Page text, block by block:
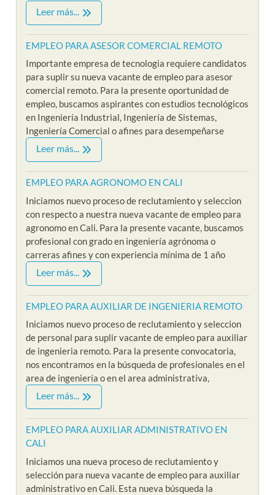
Leer más...
EMPLEO PARA ASESOR COMERCIAL REMOTO
Importante empresa de tecnologia requiere candidatos
para suplir su nueva vacante de empleo para asesor
comercial remoto. Para la presente oportunidad de
empleo, buscamos aspirantes con estudios tecnológicos
en Ingeniería Industrial, Ingeniería de Sistemas,
Ingeniería Comercial o afines para desempeñarse
Leer más...
EMPLEO PARA AGRONOMO EN CALI
Iniciamos nuevo proceso de reclutamiento y seleccion
con respecto a nuestra nueva vacante de empleo para
agronomo en Cali. Para la presente vacante, buscamos
profesional con grado en ingeniería agrónoma o
carreras afines y con experiencia mínima de 1 año
Leer más...
EMPLEO PARA AUXILIAR DE INGENIERIA REMOTO
Iniciamos nuevo proceso de reclutamiento y seleccion
de personal para suplir vacante de empleo para auxiliar
de ingenieria remoto. Para la presente convocatoria,
nos encontramos en la búsqueda de profesionales en el
area de ingeniería o en el area administrativa,
Leer más...
EMPLEO PARA AUXILIAR ADMINISTRATIVO EN
CALI
Iniciamos una nueva proceso de reclutamiento y
selección para nueva vacante de empleo para auxiliar
administrativo en Cali. Esta nueva búsqueda la